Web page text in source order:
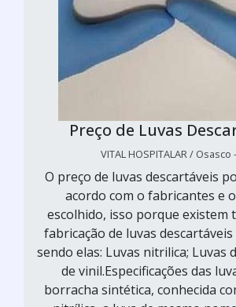
Preço de Luvas
VITAL HOSPITALAR / Osasco
O preço de luvas descartáveis
acordo com o fabricantes e
escolhido, isso porque existem
fabricação de luvas
sendo elas: Luvas nitrilica; Luvas
de vinil.Especificações das
borracha sintética, conhecida